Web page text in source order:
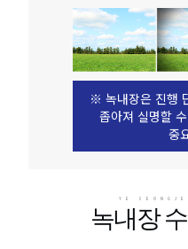
※ 녹내장은 진행
좁아져 실명할
중
YE
녹내장